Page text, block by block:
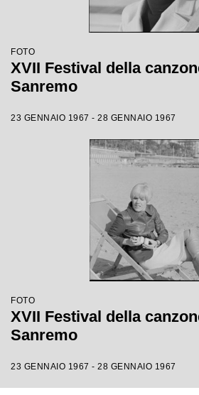
FOTO
XVII Festival della
Sanremo
23 GENNAIO 1967 - 28 GENNAIO 1967
FOTO
XVII Festival della
Sanremo
23 GENNAIO 1967 - 28 GENNAIO 1967